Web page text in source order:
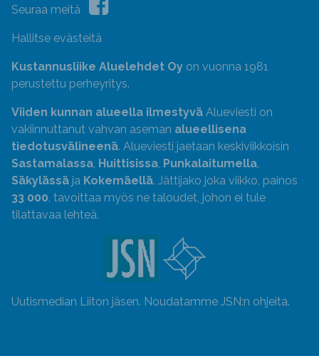
Seuraa meitä
Hallitse evästeitä
Kustannusliike Aluelehdet Oy on vuonna 1981
perustettu perheyritys.
Viiden kunnan alueella ilmestyvä Alueviesti on
vakiinnuttanut vahvan aseman alueellisena
tiedotusvälineenä. Alueviesti jaetaan keskiviikkoisin
Sastamalassa, Huittisissa, Punkalaitumella,
Säkylässä ja Kokemäellä. Jättijako joka viikko, painos
33 000, tavoittaa myös ne taloudet, johon ei tule
tilattavaa lehteä.
Uutismedian Liiton jäsen. Noudatamme JSN:n ohjeita.